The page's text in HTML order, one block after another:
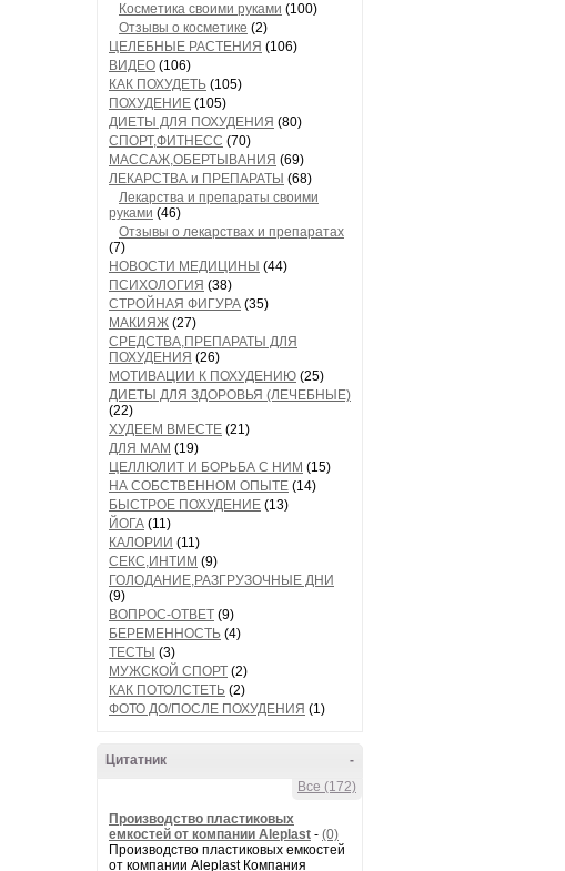
Косметика своими руками (100)
Отзывы о косметике (2)
ЦЕЛЕБНЫЕ РАСТЕНИЯ (106)
ВИДЕО (106)
КАК ПОХУДЕТЬ (105)
ПОХУДЕНИЕ (105)
ДИЕТЫ ДЛЯ ПОХУДЕНИЯ (80)
СПОРТ,ФИТНЕСС (70)
МАССАЖ,ОБЕРТЫВАНИЯ (69)
ЛЕКАРСТВА и ПРЕПАРАТЫ (68)
Лекарства и препараты своими
руками (46)
Отзывы о лекарствах и препаратах
(7)
НОВОСТИ МЕДИЦИНЫ (44)
ПСИХОЛОГИЯ (38)
СТРОЙНАЯ ФИГУРА (35)
МАКИЯЖ (27)
СРЕДСТВА,ПРЕПАРАТЫ ДЛЯ
ПОХУДЕНИЯ (26)
МОТИВАЦИИ К ПОХУДЕНИЮ (25)
ДИЕТЫ ДЛЯ ЗДОРОВЬЯ (ЛЕЧЕБНЫЕ)
(22)
ХУДЕЕМ ВМЕСТЕ (21)
ДЛЯ МАМ (19)
ЦЕЛЛЮЛИТ И БОРЬБА С НИМ (15)
НА СОБСТВЕННОМ ОПЫТЕ (14)
БЫСТРОЕ ПОХУДЕНИЕ (13)
ЙОГА (11)
КАЛОРИИ (11)
СЕКС,ИНТИМ (9)
ГОЛОДАНИЕ,РАЗГРУЗОЧНЫЕ ДНИ
(9)
ВОПРОС-ОТВЕТ (9)
БЕРЕМЕННОСТЬ (4)
ТЕСТЫ (3)
МУЖСКОЙ СПОРТ (2)
КАК ПОТОЛСТЕТЬ (2)
ФОТО ДО/ПОСЛЕ ПОХУДЕНИЯ (1)
-
Цитатник
Все (172)
Производство пластиковых
емкостей от компании Aleplast - (0)
Производство пластиковых емкостей
от компании Aleplast Компания